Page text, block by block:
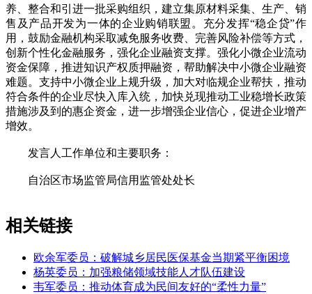
养、整合和引进一批采购组织，建立集原材料采集、生产、销
售及产品开发为一体的企业购销联盟。充分发挥“稳企贷”作
用，鼓励金融机构采取减免服务收费、完善风险补偿等方式，
创新个性化金融服务，强化企业融资支撑。强化小微企业流动
资金保障，推进知识产权质押融资，帮助解决中小微企业融资
难题。支持中小微企业上规升级，加大对临规企业帮扶，推动
符合条件的企业尽快入库入统，加快兑现推动工业稳增长政策
措施涉及到的惠企资金，进一步增强企业信心，促进企业增产
增效。
发言人工作单位和主要职务：
自治区市场监管局信用监管处处长
相关链接
欧余军委员：破解城乡居民医保基金当期紧平衡困境
杨英委员：加强粮储领域技能人才队伍建设
韦军委员：推动体育成为民间友好的“柔性力量”